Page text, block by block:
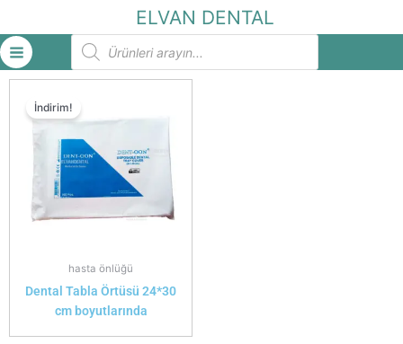
ELVAN DENTAL
Products
search
İndirim!
hasta önlüğü
Dental Tabla Örtüsü 24*30
cm boyutlarında